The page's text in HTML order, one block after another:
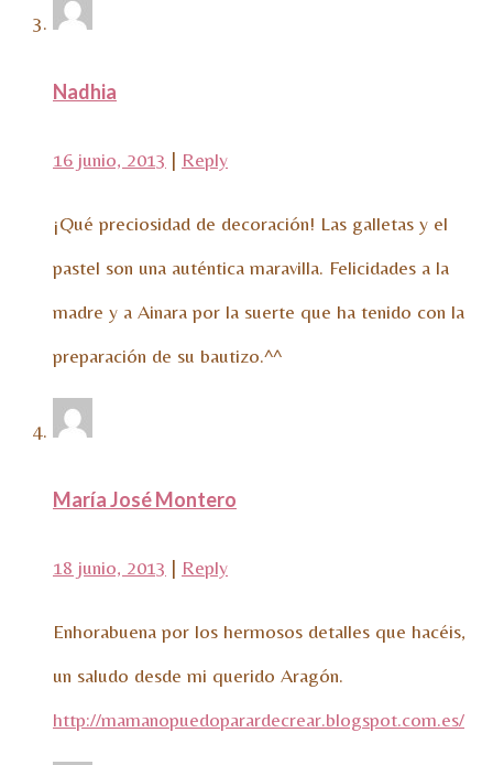
Nadhia
16 junio, 2013 | Reply
¡Qué preciosidad de decoración! Las galletas y el
pastel son una auténtica maravilla. Felicidades a la
madre y a Ainara por la suerte que ha tenido con la
preparación de su bautizo.^^
María José Montero
18 junio, 2013 | Reply
Enhorabuena por los hermosos detalles que hacéis,
un saludo desde mi querido Aragón.
http://mamanopuedoparardecrear.blogspot.com.es/